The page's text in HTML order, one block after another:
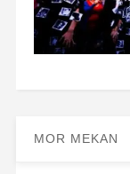
MOR MEKAN